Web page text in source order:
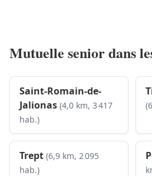
Mutuelle senior dans
Saint-Romain-de-
Jalionas (4,0 km, 3 417
hab.)
Trept (6,9 km, 2 095
hab.)